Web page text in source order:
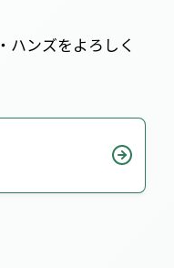
ハンズをよろしく